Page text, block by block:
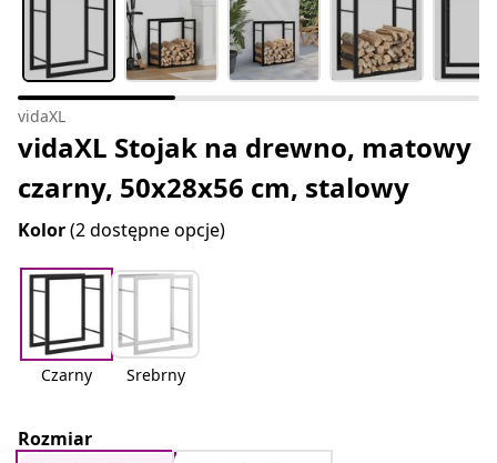
vidaXL
vidaXL Stojak na drewno, matowy
czarny, 50x28x56 cm, stalowy
Kolor(2 dostępne opcje)
Czarny Srebrny
Rozmiar